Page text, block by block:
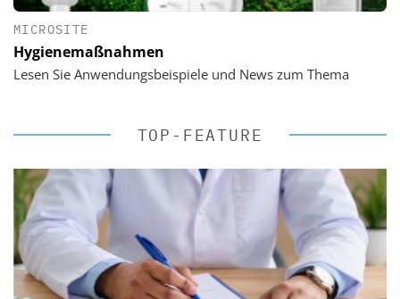
MICROSITE
Hygienemaßnahmen
Lesen Sie Anwendungsbeispiele und News zum Thema
TOP-FEATURE